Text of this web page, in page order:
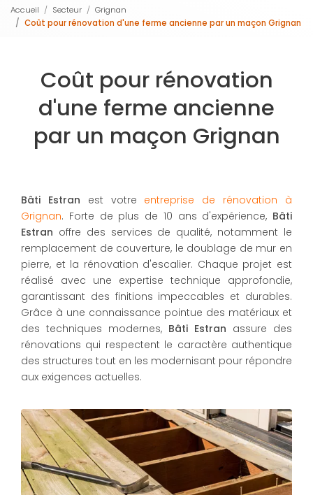
Accueil Secteur
Grignan
Coût pour rénovation d'une ferme ancienne par un maçon Grignan
Coût pour rénovation
d'une ferme ancienne
par un maçon Grignan
Bâti Estran est votre entreprise de rénovation à
Grignan. Forte de plus de 10 ans d'expérience, Bâti
Estran offre des services de qualité, notamment le
remplacement de couverture, le doublage de mur en
pierre, et la rénovation d'escalier. Chaque projet est
réalisé avec une expertise technique approfondie,
garantissant des finitions impeccables et durables.
Grâce à une connaissance pointue des matériaux et
des techniques modernes, Bâti Estran assure des
rénovations qui respectent le caractère authentique
des structures tout en les modernisant pour répondre
aux exigences actuelles.